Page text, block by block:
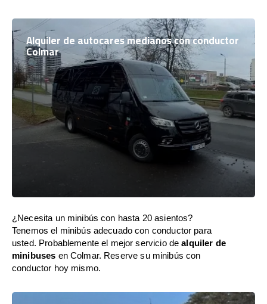
Alquiler de autocares medianos con conductor
Colmar
¿Necesita un minibús con hasta 20 asientos?
Tenemos el minibús adecuado con conductor para
usted. Probablemente el mejor servicio dealquiler de
minibuses en Colmar. Reserve su minibús con
conductor hoy mismo.